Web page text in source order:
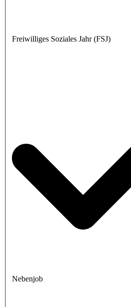
Freiwilliges Soziales Jahr (FSJ)
Nebenjob